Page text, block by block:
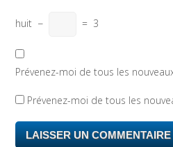
huit − = 3
Prévenez-moi de tous les
Prévenez-moi de tous les